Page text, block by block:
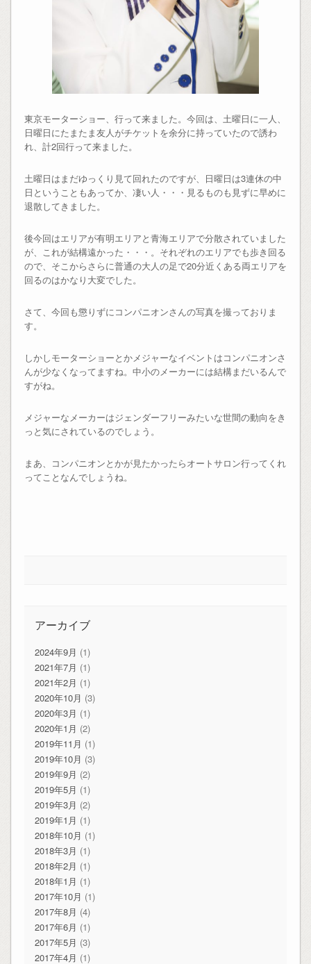
東京モーターショー、行って来ました。今回は、土曜日に一人、
日曜日にたまたま友人がチケットを余分に持っていたので誘わ
れ、計2回行って来ました。
土曜日はまだゆっくり見て回れたのですが、日曜日は3連休の中
日ということもあってか、凄い人・・・見るものも見ずに早めに
退散してきました。
後今回はエリアが有明エリアと青海エリアで分散されていました
が、これが結構遠かった・・・。それぞれのエリアでも歩き回る
ので、そこからさらに普通の大人の足で20分近くある両エリアを
回るのはかなり大変でした。
さて、今回も懲りずにコンパニオンさんの写真を撮っておりま
す。
しかしモーターショーとかメジャーなイベントはコンパニオンさ
んが少なくなってますね。中小のメーカーには結構まだいるんで
すがね。
メジャーなメーカーはジェンダーフリーみたいな世間の動向をき
っと気にされているのでしょう。
まあ、コンパニオンとかが見たかったらオートサロン行ってくれ
ってことなんでしょうね。
アーカイブ
2024年9月 (1)
2021年7月 (1)
2021年2月 (1)
2020年10月 (3)
2020年3月 (1)
2020年1月 (2)
2019年11月 (1)
2019年10月 (3)
2019年9月 (2)
2019年5月 (1)
2019年3月 (2)
2019年1月 (1)
2018年10月 (1)
2018年3月 (1)
2018年2月 (1)
2018年1月 (1)
2017年10月 (1)
2017年8月 (4)
2017年6月 (1)
2017年5月 (3)
2017年4月 (1)